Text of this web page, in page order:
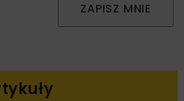
ZAPISZ MNIE